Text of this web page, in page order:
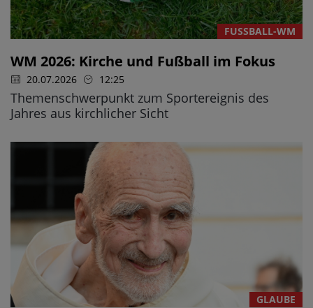
FUSSBALL-WM
WM 2026: Kirche und Fußball im Fokus
20.07.2026 12:25
Themenschwerpunkt zum Sportereignis des
Jahres aus kirchlicher Sicht
GLAUBE